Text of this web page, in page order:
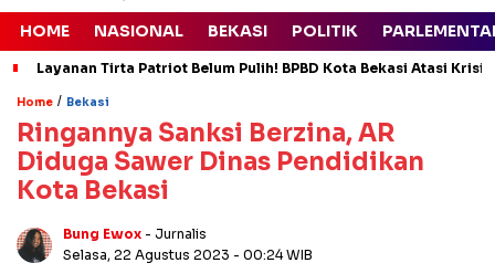
HOME NASIONAL BEKASI POLITIK
Layanan Tirta Patriot Belum Pulih! BPBD Kota Bekasi Atasi
Home / Bekasi
Ringannya Sanksi Berzina, AR
Diduga Sawer Dinas Pendidikan
Kota Bekasi
Bung Ewox - Jurnalis
Selasa, 22 Agustus 2023 - 00:24 WIB